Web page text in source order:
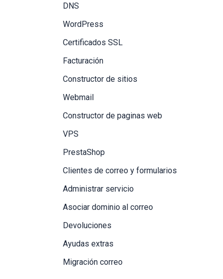
DNS
WordPress
Certificados SSL
Facturación
Constructor de sitios
Webmail
Constructor de paginas web
VPS
PrestaShop
Clientes de correo y formularios
Administrar servicio
Asociar dominio al correo
Devoluciones
Ayudas extras
Migración correo